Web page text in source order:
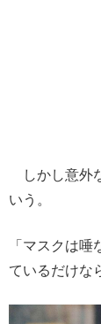
しかし意外
いう。
「マスクは
ているだけな